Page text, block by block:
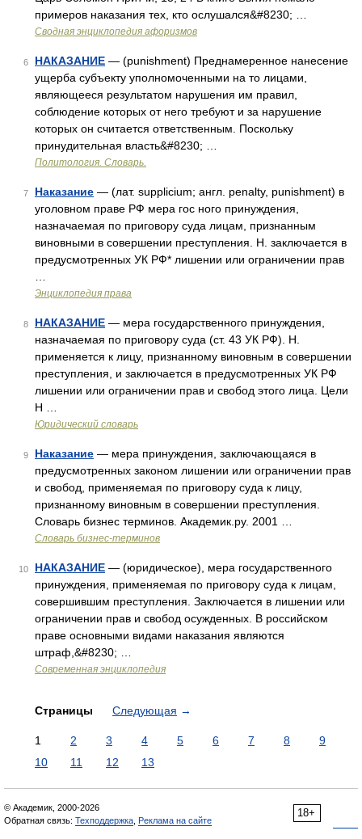
примеров наказания тех, кто ослушался&#8230; …
Сводная энциклопедия афоризмов
6 НАКАЗАНИЕ — (punishment) Преднамеренное нанесение
ущерба субъекту уполномоченными на то лицами,
являющееся результатом нарушения им правил,
соблюдение которых от него требуют и за нарушение
которых он считается ответственным. Поскольку
принудительная власть&#8230; …
Политология. Словарь.
7 Наказание — (лат. supplicium; англ. penalty, punishment) в
уголовном праве РФ мера гос ного принуждения,
назначаемая по приговору суда лицам, признанным
виновными в совершении преступления. Н. заключается в
предусмотренных УК РФ* лишении или ограничении прав
Энциклопедия права
8 НАКАЗАНИЕ — мера государственного принуждения,
назначаемая по приговору суда (ст. 43 УК РФ). Н.
применяется к лицу, признанному виновным в совершении
преступления, и заключается в предусмотренных УК РФ
лишении или ограничении прав и свобод этого лица. Цели
Н …
Юридический словарь
9 Наказание — мера принуждения, заключающаяся в
предусмотренных законом лишении или ограничении прав
и свобод, применяемая по приговору суда к лицу,
признанному виновным в совершении преступления.
Словарь бизнес терминов. Академик.ру. 2001 …
Словарь бизнес-терминов
10 НАКАЗАНИЕ — (юридическое), мера государственного
принуждения, применяемая по приговору суда к лицам,
совершившим преступления. Заключается в лишении или
ограничении прав и свобод осужденных. В российском
праве основными видами наказания являются
штраф,&#8230; …
Современная энциклопедия
Страницы Следующая →
1 2 3 4 5 6 7 8
9
10
11 12 13
18+
© Академик, 2000-2026
Обратная связь: Техподдержка Реклама на сайте